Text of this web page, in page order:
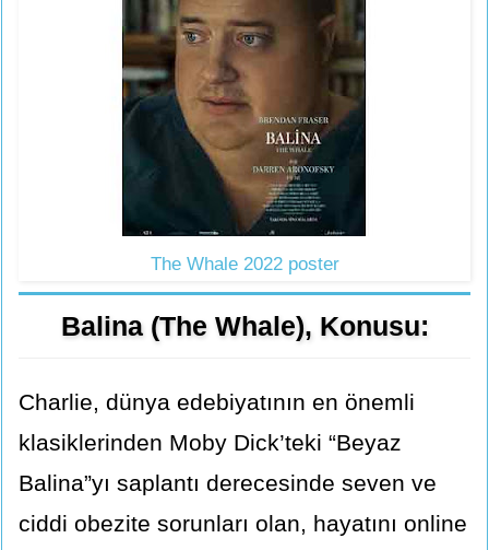
The Whale 2022 poster
Balina (The Whale), Konusu:
Charlie, dünya edebiyatının en önemli
klasiklerinden Moby Dick’teki “Beyaz
Balina”yı saplantı derecesinde seven ve
ciddi obezite sorunları olan, hayatını online